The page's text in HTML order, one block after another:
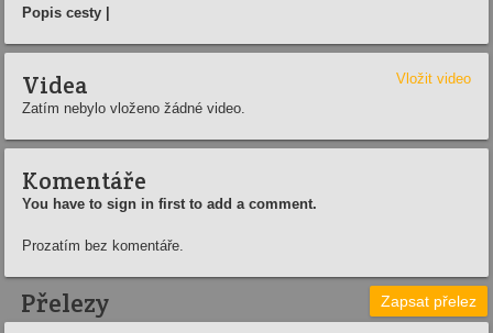
Popis cesty |
Videa
Vložit video
Zatím nebylo vloženo žádné video.
Komentáře
You have to sign in first to add a comment.
Prozatím bez komentáře.
Přelezy Zapsat přelez